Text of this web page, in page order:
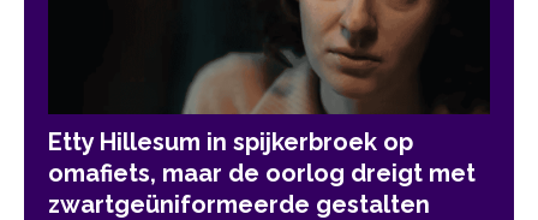
Etty Hillesum in spijkerbroek op
omafiets, maar de oorlog dreigt met
zwartgeüniformeerde gestalten